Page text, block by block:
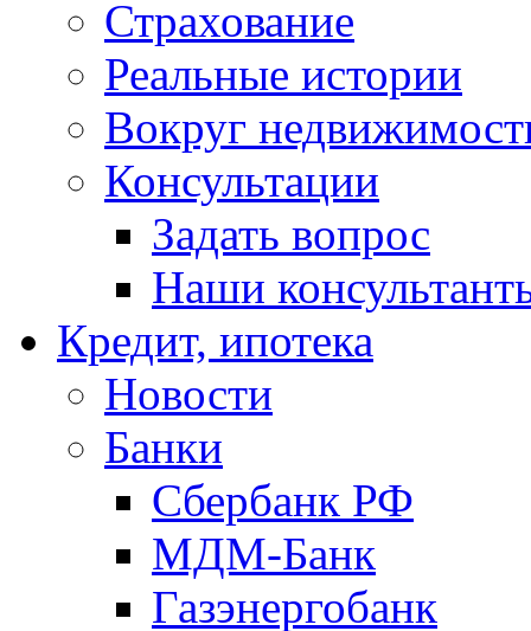
Страхование
Реальные истории
Вокруг
Консультации
Задать вопрос
Наши
Кредит, ипотека
Новости
Банки
Сбербанк РФ
МДМ-Банк
Газэнергобанк